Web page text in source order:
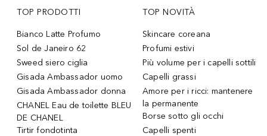
TOP PRODOTTI
Bianco Latte Profumo
Sol de Janeiro 62
Sweed siero ciglia
Gisada Ambassador uomo
Gisada Ambassador donna
CHANEL Eau de toilette BLEU
DE CHANEL
Tirtir fondotinta
TOP NOVITÀ
Skincare coreana
Profumi estivi
Più volume per i capelli sottili
Capelli grassi
Amore per i ricci: mantenere
la permanente
Borse sotto gli occhi
Capelli spenti